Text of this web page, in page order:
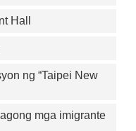
Hall
ng “Taipei New
mga imigrante